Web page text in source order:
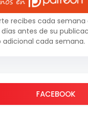
recibes cada semana
antes de su
cada semana.
FACEBOOK